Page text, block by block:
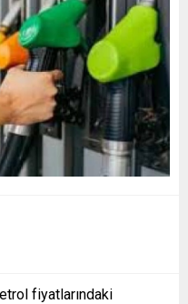
fiyatlarındaki